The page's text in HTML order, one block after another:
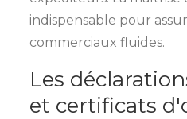
indispensable pour
commerciaux fluides.
Les
et certificats